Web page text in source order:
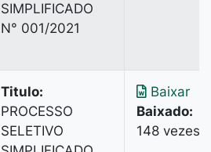
SIMPLIFICADO
N° 001/2021
Titulo:
PROCESSO
SELETIVO
Baixar
Baixado:
148 vezes